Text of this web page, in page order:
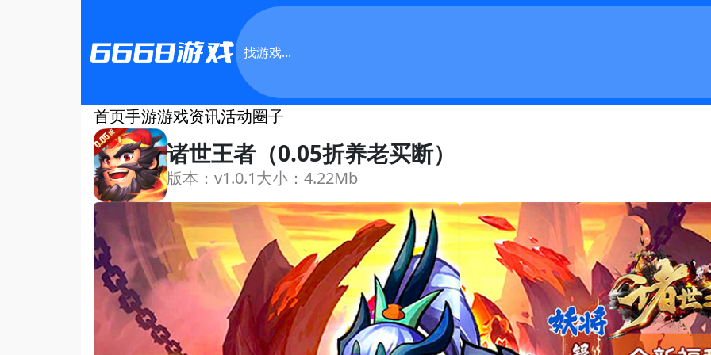
首页手游游戏资讯活动圈子
诸世王者（0.05折养老买断）
版本：v1.0.1大小：4.22Mb